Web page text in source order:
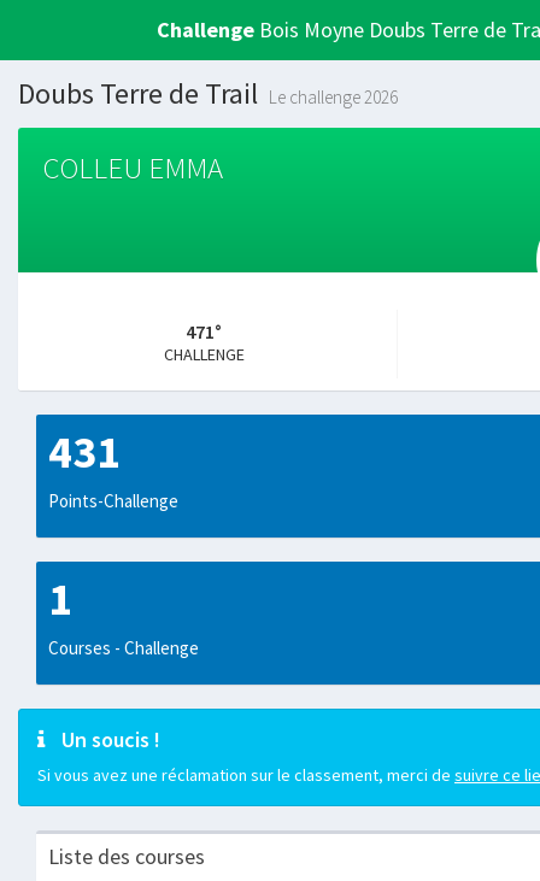
Challenge Bois Moyne Doubs Terre de
Doubs Terre de Trail Le challenge 2026
COLLEU EMMA
471°
CHALLENGE
431
Points-Challenge
1
Courses - Challenge
Un soucis !
Si vous avez une réclamation sur le classement, merci de suivre ce
Liste des courses